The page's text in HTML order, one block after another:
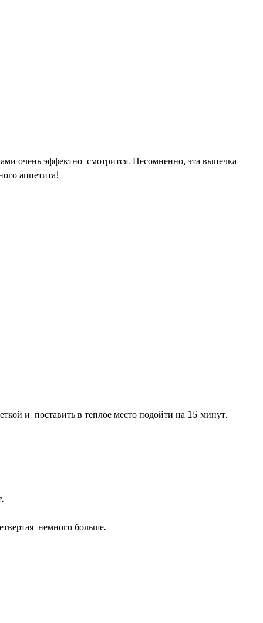
очень эффектно смотрится. Несомненно, эта выпечка
аппетита!
и поставить в теплое место подойти на 15 минут.
немного больше.